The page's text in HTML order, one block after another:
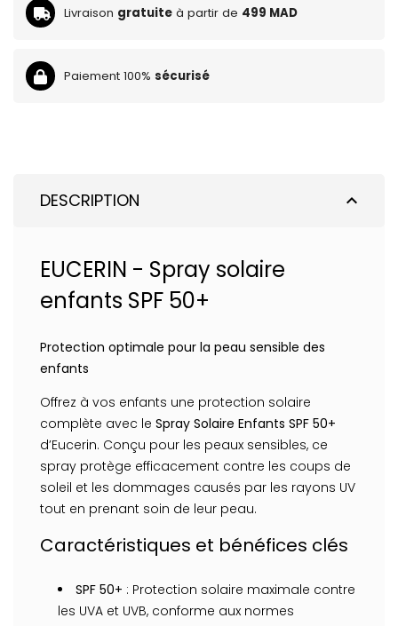
Livraison gratuite à partir de 499 MAD
Paiement 100% sécurisé
expand_less
DESCRIPTION
EUCERIN - Spray solaire
enfants SPF 50+
Protection optimale pour la peau sensible des
enfants
Offrez à vos enfants une protection solaire
complète avec le Spray Solaire Enfants SPF 50+
d’Eucerin. Conçu pour les peaux sensibles, ce
spray protège efficacement contre les coups de
soleil et les dommages causés par les rayons UV
tout en prenant soin de leur peau.
Caractéristiques et bénéfices clés
SPF 50+ : Protection solaire maximale contre
les UVA et UVB, conforme aux normes